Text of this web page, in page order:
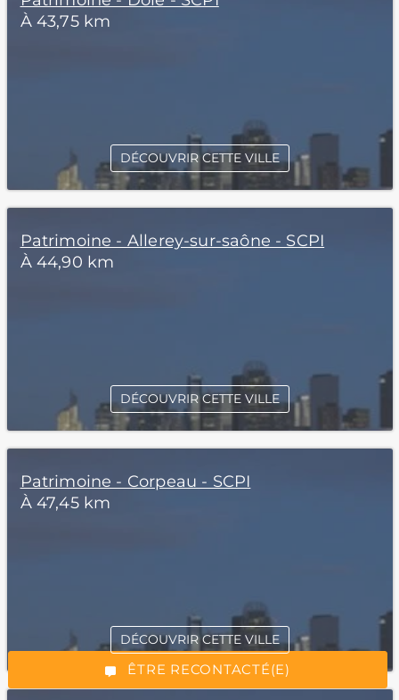
“Excellent”, 165 avis
ÊTRE RECONTACTÉ(E)
À 43,75 km
DÉCOUVRIR CETTE VILLE
Patrimoine - Allerey-sur-saône - SCPI
À 44,90 km
DÉCOUVRIR CETTE VILLE
Patrimoine - Corpeau - SCPI
À 47,45 km
DÉCOUVRIR CETTE VILLE